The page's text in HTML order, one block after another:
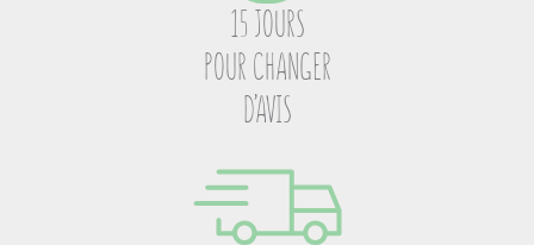
15 JOURS
POUR CHANGER
D’AVIS